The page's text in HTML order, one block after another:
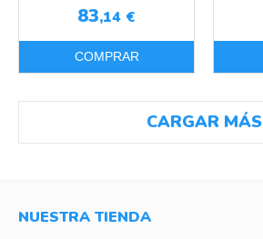
83,14 €
COMPRAR
CARGAR MÁS
NUESTRA TIENDA